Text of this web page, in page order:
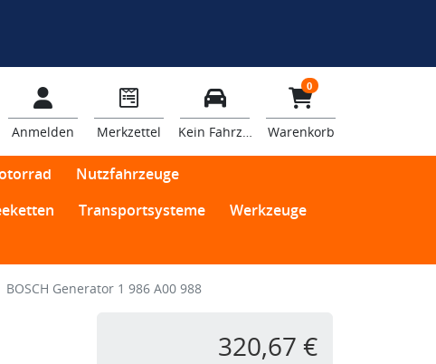
Anmelden Merkzettel Kein Fahrzeug
0
Warenkorb
Nutzfahrzeuge
Transportsysteme
Werkzeuge
BOSCH Generator 1 986 A00 988
320,67 €